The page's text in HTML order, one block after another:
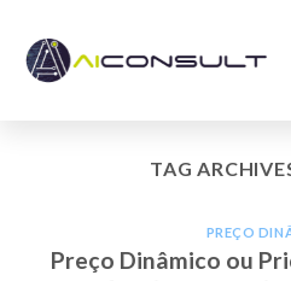
TAG
PREÇO
Preço Dinâmico ou